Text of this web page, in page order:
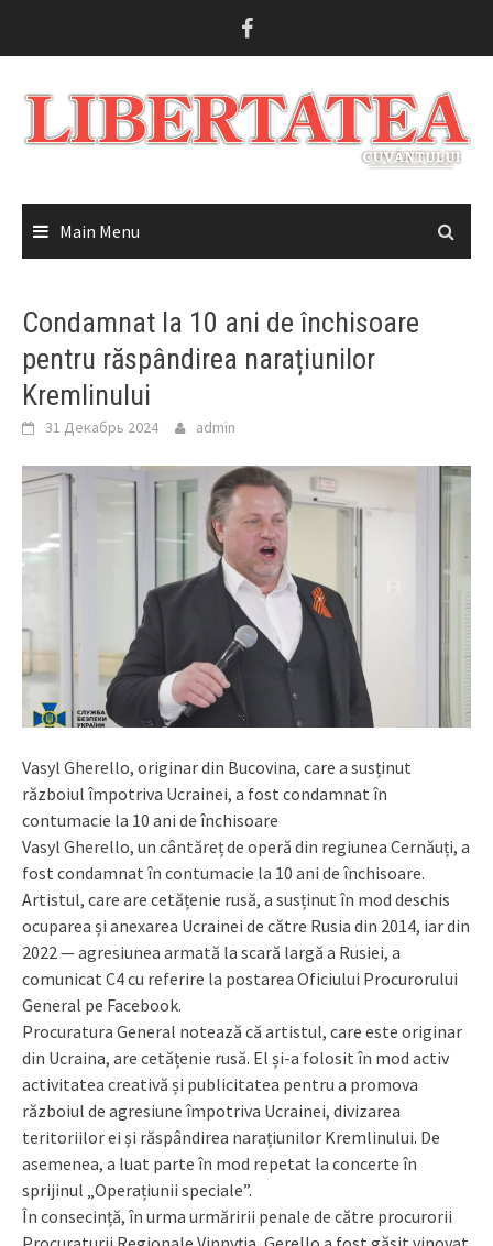
Main Menu
Condamnat la 10 ani de închisoare
pentru răspândirea narațiunilor
Kremlinului
31 Декабрь 2024 admin
Vasyl Gherello, originar din Buсovina, care a susținut
războiul împotriva Ucrainei, a fost condamnat în
contumacie la 10 ani de închisoare
Vasyl Gherello, un cântăreț de operă din regiunea Cernăuți, a
fost condamnat în contumacie la 10 ani de închisoare.
Artistul, care are cetățenie rusă, a susținut în mod deschis
ocuparea și anexarea Ucrainei de către Rusia din 2014, iar din
2022 — agresiunea armată la scară largă a Rusiei, a
comunicat C4 cu referire la postarea Oficiului Procurorului
General pe Facebook.
Procuratura General notează că artistul, care este originar
din Ucraina, are cetățenie rusă. El și-a folosit în mod activ
activitatea creativă și publicitatea pentru a promova
războiul de agresiune împotriva Ucrainei, divizarea
teritoriilor ei și răspândirea narațiunilor Kremlinului. De
asemenea, a luat parte în mod repetat la concerte în
sprijinul „Operațiunii speciale”.
În consecință, în urma urmăririi penale de către procurorii